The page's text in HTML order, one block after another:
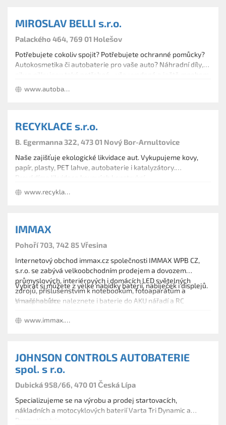
MIROSLAV BELLI s.r.o.
Palackého 464, 769 01 Holešov
Potřebujete cokoliv spojit? Potřebujete ochranné pomůcky?
Autokosmetika či autobaterie pro vaše auto? Náhradní díly,
více u nás máte k dispozici! Naše nabídka: Spojovací materiál
Tmely Den- Braven a lepidla Kotevní technika Ochranné
www.autobazarcukrovar.cz
RECYKLACE s.r.o.
B. Egermanna 322, 473 01 Nový Bor-Arnultovice
Naše zajišťuje ekologické likvidace aut. Vykupujeme kovy,
papír, plasty, PET lahve, autobaterie i katalyzátory.
Provádíme likvidace kovových konstrukcí.
www.recyklacesro.cz
IMMAX
Pohoří 703, 742 85 Vřesina
Internetový obchod immax.cz společnosti IMMAX WPB CZ,
s.r.o. se zabývá velkoobchodním prodejem a dovozem
průmyslových, interiérových i domácích LED světelných
zdrojů, příslušenstvím k notebookům, fotoaparátům a
smarphonům.
Vybírat si můžete z velké nabídky baterií, nabíječek i displejů.
V naší nabídce naleznete i baterie do AKU nářadí a RC
www.immax.cz
JOHNSON CONTROLS AUTOBATERIE
spol. s r.o.
Dubická 958/66, 470 01 Česká Lípa
Specializujeme se na výrobu a prodej startovacích,
nákladních a motocyklových baterií Varta Tri Dynamic a
Promotive trio.